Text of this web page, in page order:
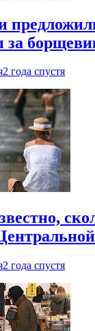
2 года спустя
2 года спустя